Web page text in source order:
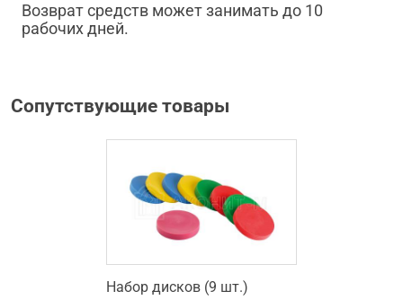
Возврат средств может занимать до 10
рабочих дней.
Сопутствующие товары
Набор дисков (9 шт.)